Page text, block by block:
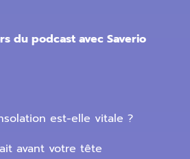
du podcast avec Saverio
est-elle vitale ?
avant votre tête